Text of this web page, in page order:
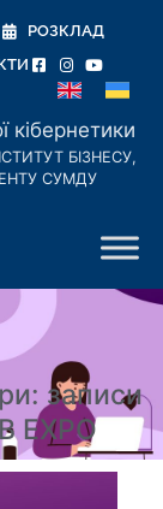
РОЗКЛАД
кібернетики
БІЗНЕСУ,
СУМДУ
записи
EXPO